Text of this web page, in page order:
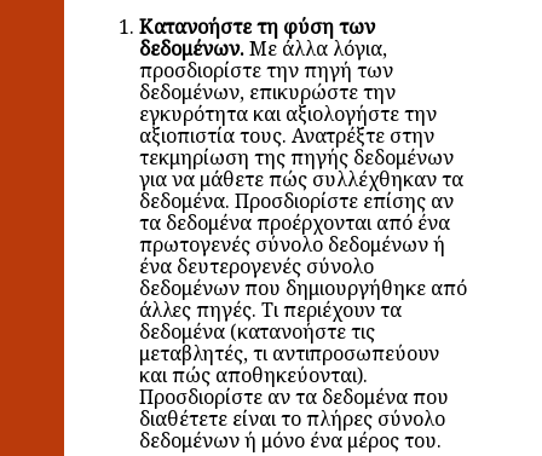
Κατανοήστε τη φύση των
δεδομένων.Με άλλα λόγια,
προσδιορίστε την πηγή των
δεδομένων, επικυρώστε την
εγκυρότητα και αξιολογήστε την
αξιοπιστία τους. Ανατρέξτε στην
τεκμηρίωση της πηγής δεδομένων
για να μάθετε πώς συλλέχθηκαν τα
δεδομένα. Προσδιορίστε επίσης αν
τα δεδομένα προέρχονται από ένα
πρωτογενές σύνολο δεδομένων ή
ένα δευτερογενές σύνολο
δεδομένων που δημιουργήθηκε από
άλλες πηγές. Τι περιέχουν τα
δεδομένα (κατανοήστε τις
μεταβλητές, τι αντιπροσωπεύουν
και πώς αποθηκεύονται).
Προσδιορίστε αν τα δεδομένα που
διαθέτετε είναι το πλήρες σύνολο
δεδομένων ή μόνο ένα μέρος του.